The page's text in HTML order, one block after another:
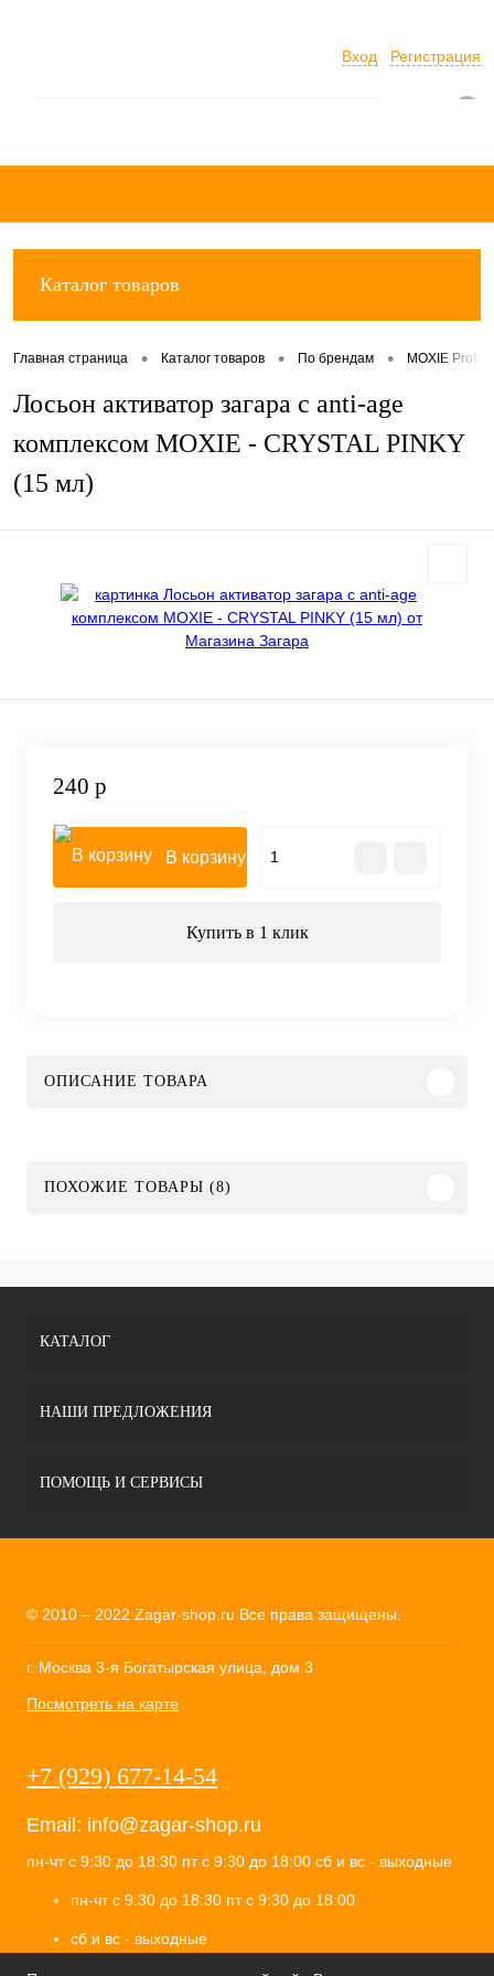
Вход Регистрация
Каталог товаров
Главная страница • Каталог товаров • По брендам • MOXIE
Лосьон активатор загара с anti-age
комплексом MOXIE - CRYSTAL PINKY
(15 мл)
240 р
В корзину
Купить в 1 клик
ОПИСАНИЕ ТОВАРА
ПОХОЖИЕ ТОВАРЫ (8)
КАТАЛОГ
НАШИ ПРЕДЛОЖЕНИЯ
ПОМОЩЬ И СЕРВИСЫ
© 2010 – 2022 Zagar-shop.ru Все права защищены.
г. Москва 3-я Богатырская улица, дом 3
Посмотреть на карте
+7 (929) 677-14-54
Email: info@zagar-shop.ru
пн-чт с 9:30 до 18:30 пт с 9:30 до 18:00 сб и вс - выходные
пн-чт с 9:30 до 18:30 пт с 9:30 до 18:00
сб и вс - выходные